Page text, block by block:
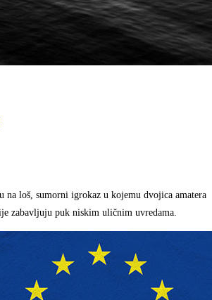
na loš, sumorni igrokaz u kojemu dvojica amatera
zabavljuju puk niskim uličnim uvredama.